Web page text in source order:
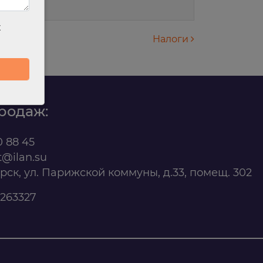
Налоги
88 45
ул. Парижской коммуны, д.33, помещ. 302